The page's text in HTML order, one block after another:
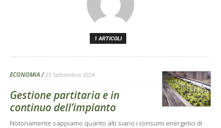
1 ARTICOLI
ECONOMIA 25 Settembre 2024
Gestione partitaria e in
continuo dell’impianto
Notoriamente sappiamo quanto alti siano i consumi energetici di